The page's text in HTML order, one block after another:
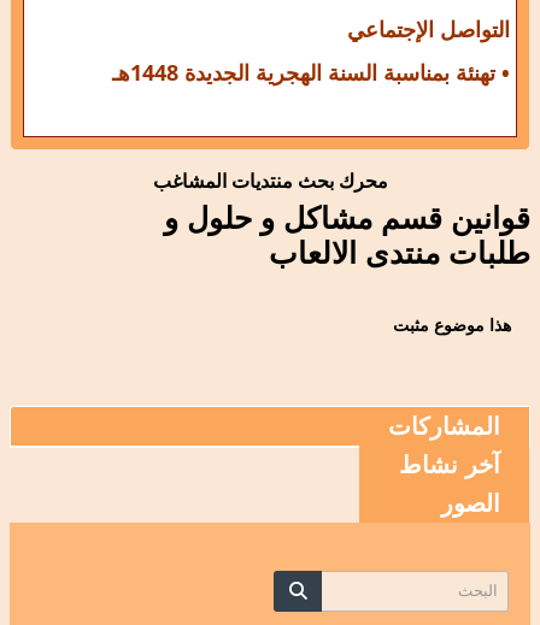
التواصل الإجتماعي
• تهنئة بمناسبة السنة الهجرية الجديدة 1448هـ
محرك بحث منتديات المشاغب
قسم مشاكل و حلول و
منتدى الالعاب
هذا موضوع مثبت
المشاركات
آخر نشاط
الصور